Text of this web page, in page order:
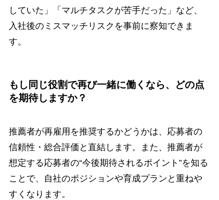
していた」「マルチタスクが苦手だった」など、
入社後のミスマッチリスクを事前に察知できま
す。
もし同じ役割で再び一緒に働くなら、どの点
を期待しますか？
推薦者が再雇用を推奨するかどうかは、応募者の
信頼性・総合評価と直結します。また、推薦者が
想定する応募者の“今後期待されるポイント”を知る
ことで、自社のポジションや育成プランと重ねや
すくなります。